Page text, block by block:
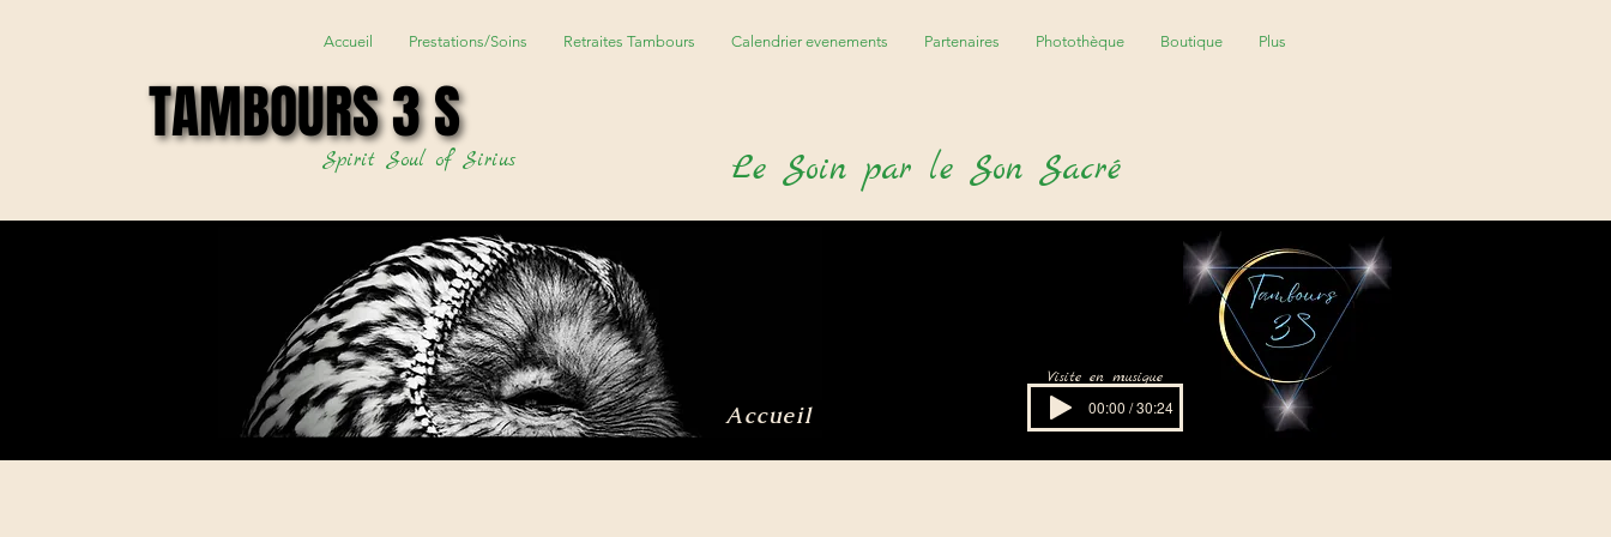
TAMBOURS 3 S
TAMBOURS 3 S
Le Soin par le Son Sacré
Spirit Soul of Sirius
Accueil Prestations/Soins Retraites Tambours Calendrier evenements Partenaires Photothèque Boutique Plus
Accueil
Visite en musique
00:00 / 30:24